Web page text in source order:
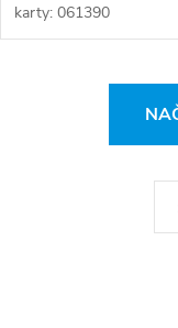
karty: 061390